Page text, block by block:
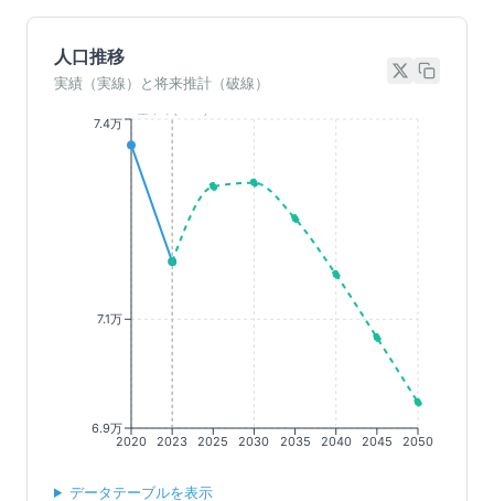
人口推移
実績（実線）と将来推計（破線）
2020 2023 2025 2030 2035 2040 2045 2050
6.9万
7.1万
7.4万
データテーブルを表示